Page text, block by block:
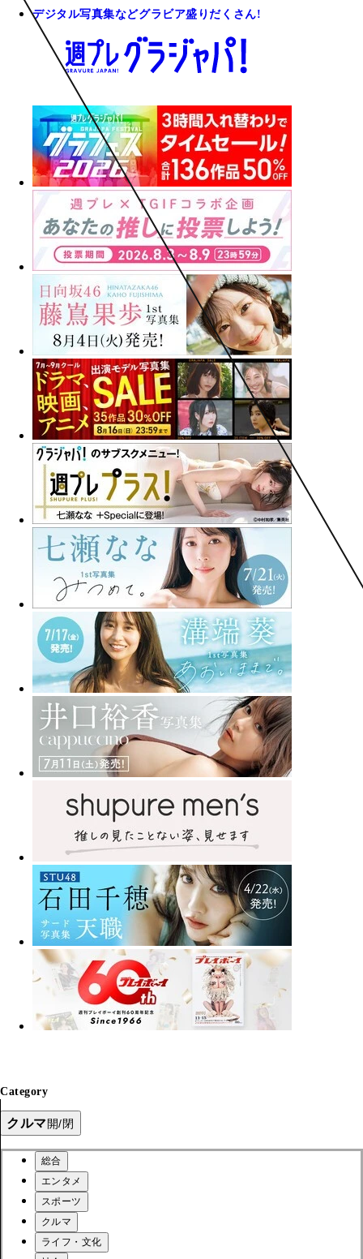
デジタル写真集などグラビア盛りだくさん!
Category
クルマ開/閉
総合
エンタメ
スポーツ
クルマ
ライフ・文化